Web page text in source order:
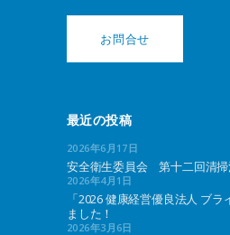
お問合せ
最近の投稿
2026年6月17日
安全衛生委員会 第十二回清
2026年4月1日
「2026 健康経営優良法人 ブ
ました！
2026年3月6日